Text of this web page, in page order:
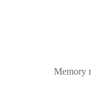
Memory